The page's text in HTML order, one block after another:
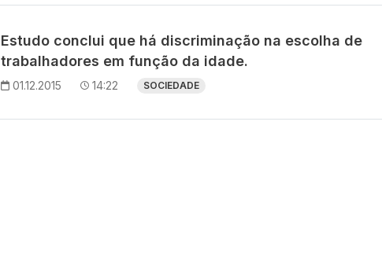
Estudo conclui que há discriminação na escolha de
trabalhadores em função da idade.
01.12.2015 14:22 SOCIEDADE